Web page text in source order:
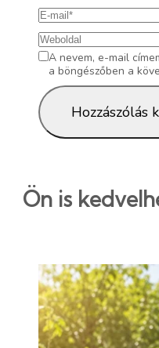
A nevem, e-mail
a böngészőben a
Ön is